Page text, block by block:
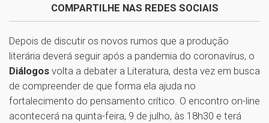
COMPARTILHE NAS REDES SOCIAIS
Depois de discutir os novos rumos que a produção
literária deverá seguir após a pandemia do coronavírus, o
Diálogos volta a debater a Literatura, desta vez em busca
de compreender de que forma ela ajuda no
fortalecimento do pensamento crítico. O encontro on-line
acontecerá na quinta-feira, 9 de julho, às 18h30 e terá